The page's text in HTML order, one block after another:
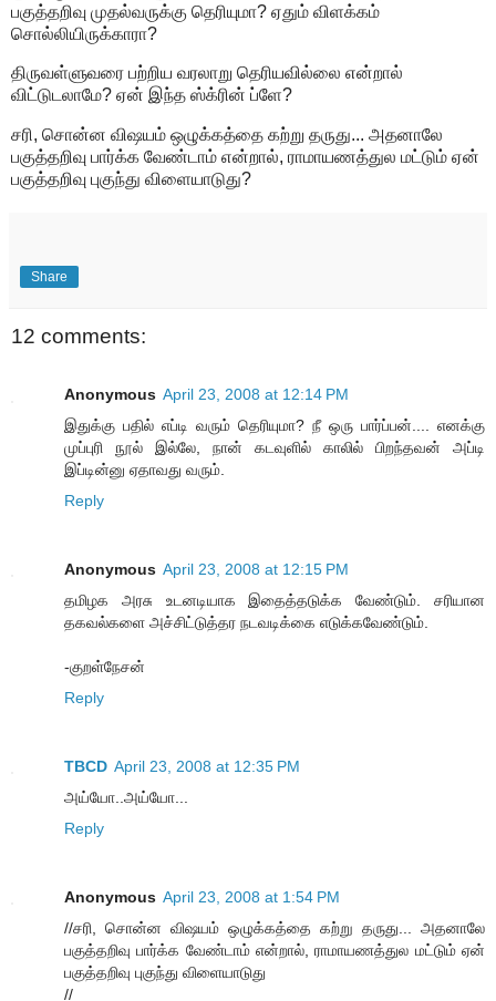
பகுத்தறிவு முதல்வருக்கு தெரியுமா? ஏதும் விளக்கம்
சொல்லியிருக்காரா?
திருவள்ளுவரை பற்றிய வரலாறு தெரியவில்லை என்றால்
விட்டுடலாமே? ஏன் இந்த ஸ்க்ரின் ப்ளே?
சரி, சொன்ன விஷயம் ஒழுக்கத்தை கற்று தருது... அதனாலே
பகுத்தறிவு பார்க்க வேண்டாம் என்றால், ராமாயணத்துல மட்டும் ஏன்
பகுத்தறிவு புகுந்து விளையாடுது?
Share
12 comments:
Anonymous April 23, 2008 at 12:14 PM
இதுக்கு பதில் எப்டி வரும் தெரியுமா? நீ ஒரு பார்ப்பன்.... எனக்கு
முப்புரி நூல் இல்லே, நான் கடவுளில் காலில் பிறந்தவன் அப்டி
இப்டின்னு ஏதாவது வரும்.
Reply
Anonymous April 23, 2008 at 12:15 PM
தமிழக அரசு உடனடியாக இதைத்தடுக்க வேண்டும். சரியான
தகவல்களை அச்சிட்டுத்தர நடவடிக்கை எடுக்கவேண்டும்.
-குறள்நேசன்
Reply
TBCD April 23, 2008 at 12:35 PM
அய்யோ..அய்யோ...
Reply
Anonymous April 23, 2008 at 1:54 PM
//சரி, சொன்ன விஷயம் ஒழுக்கத்தை கற்று தருது... அதனாலே
பகுத்தறிவு பார்க்க வேண்டாம் என்றால், ராமாயணத்துல மட்டும் ஏன்
பகுத்தறிவு புகுந்து விளையாடுது
//